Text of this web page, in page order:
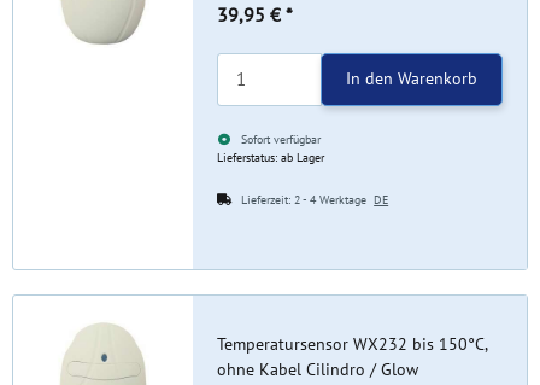
39,95 € *
In den Warenkorb
Sofort verfügbar
Lieferstatus: ab Lager
Lieferzeit:2 - 4 WerktageDE
Temperatursensor WX232 bis 150°C,
ohne Kabel Cilindro / Glow